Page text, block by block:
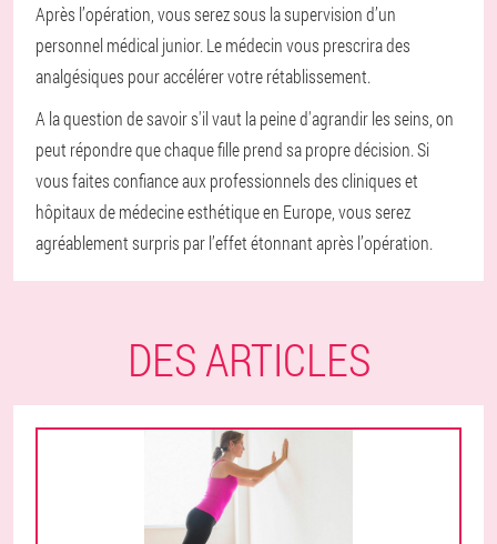
Après l’opération, vous serez sous la supervision d’un
personnel médical junior. Le médecin vous prescrira des
analgésiques pour accélérer votre rétablissement.
A la question de savoir s'il vaut la peine d'agrandir les seins, on
peut répondre que chaque fille prend sa propre décision. Si
vous faites confiance aux professionnels des cliniques et
hôpitaux de médecine esthétique en Europe, vous serez
agréablement surpris par l’effet étonnant après l’opération.
DES ARTICLES